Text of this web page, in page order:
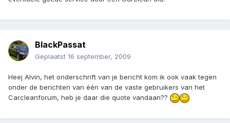
BlackPassat
Geplaatst 16 september, 2009
Heej Alvin, het onderschrift van je bericht kom ik ook vaak tegen
onder de berichten van één van de vaste gebruikers van het
Carcleanforum, heb je daar die quote vandaan??